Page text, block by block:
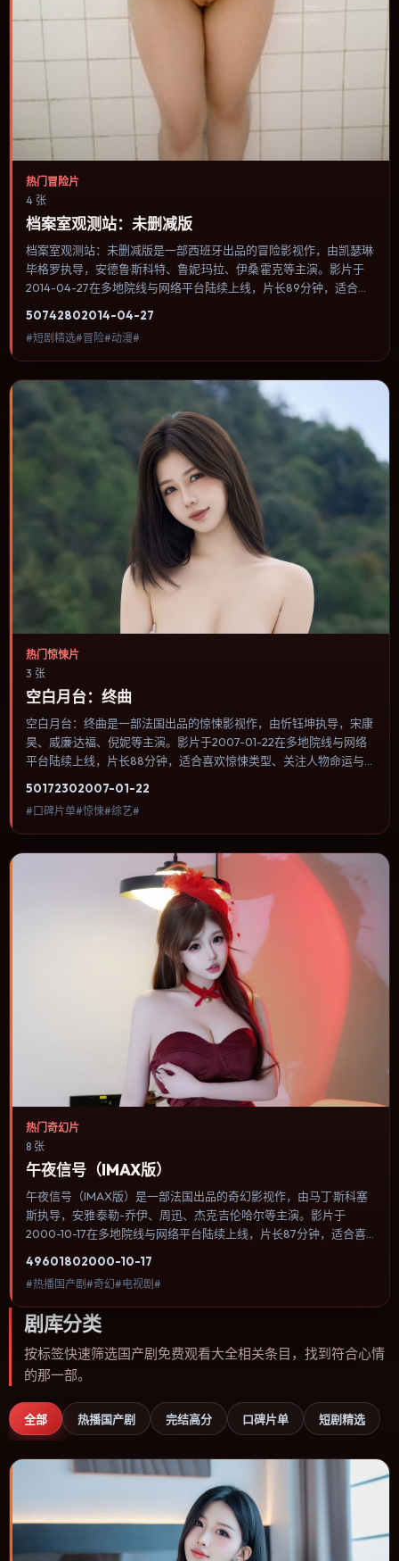
热门冒险片
4 张
档案室观测站：未删减版
档案室观测站：未删减版是一部西班牙出品的冒险影视作，由凯瑟琳·
毕格罗执导，安德鲁·斯科特、鲁妮·玛拉、伊桑·霍克等主演。影片于
2014-04-27在多地院线与网络平台陆续上线，片长89分钟，适合喜
选择与情节推进，节奏与视听语言统一，可作为休闲观影或类型片补
片的选择。
50742802014-04-27
#短剧精选#冒险#动漫#
热门惊悚片
3 张
空白月台：终曲
空白月台：终曲是一部法国出品的惊悚影视作，由忻钰坤执导，宋康
昊、威廉·达福、倪妮等主演。影片于2007-01-22在多地院线与网络
平台陆续上线，片长88分钟，适合喜欢惊悚类型、关注人物命运与
一，可作为休闲观影或类型片补片的选择。
50172302007-01-22
#口碑片单#惊悚#综艺#
热门奇幻片
8 张
午夜信号（IMAX版）
午夜信号（IMAX版）是一部法国出品的奇幻影视作，由马丁·斯科塞
斯执导，安雅·泰勒-乔伊、周迅、杰克·吉伦哈尔等主演。影片于
2000-10-17在多地院线与网络平台陆续上线，片长87分钟，适合喜
选择与情节推进，节奏与视听语言统一，可作为休闲观影或类型片补
片的选择。
49601802000-10-17
#热播国产剧#奇幻#电视剧#
剧库分类
按标签快速筛选国产剧免费观看大全相关条目，找到符合心情
的那一部。
全部 热播国产剧 完结高分 口碑片单 短剧精选